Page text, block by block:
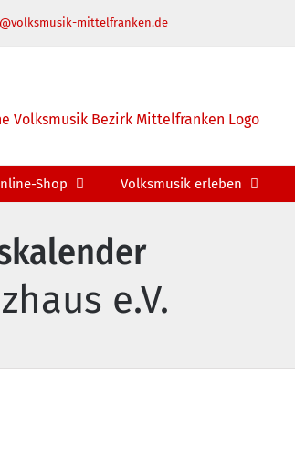
mittelfranken.de
Shop Volksmusik erleben
e.V.